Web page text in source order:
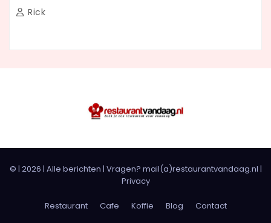
Rick
© | 2026 | Alle berichten | Vragen? mail(a)restaurantvandaag.nl |
Privacy
Restaurant Cafe Koffie Blog Contact